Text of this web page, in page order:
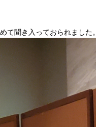
て聞き入っておられました。